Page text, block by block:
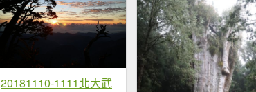
20181110-1111北大武